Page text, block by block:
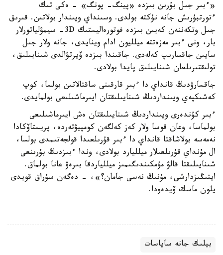
«ءبىر جىل بۇرىن بىزدە «پينگ- پونگ» - ەكى تىك
ءتورتبۇرىش جانە نۇكتە بولدى. وسىنداي ويىندار بولاتىن. قىرىق
جىل وتكەننەن كەيىن بىزدە فوتورەاليستىك 3D- سيمۋلياتورلار
بار، ونى ءبىر مەزەتتە ميلليون ادام وينايدى، جانە ولار جىل
سايىن جاقسارىپ كەلەدى. جاقىندا بىزدە ۆيرتۋالدى شىنايىلىق،
تولىقتىرىلعان شىنايىلىق پايدا بولادى.
جاقسارۋدىڭ قانداي دا ءبىر قارقىنى ساقتالاتىن بولسا، كوپ
كەشىكپەي ويىنداردىڭ شىنايىلىقتان ايىرماشىلىعى بولمايدى.
ءبىر كۇندەرى ويىنداردىڭ شىنايىلىقتان ەش ايىرماشىلىعى
بولماسا، وعان قوسا ولار كەز كەلگەن كومپيۋتەردە، پريستاۆكادا
نەمەسە بولاشاقتا قانداي دا ءبىر قۇرىلعىدا قولجەتىمدى بولسا،
ال مۇنداي قۇرىلعىلار ميلليارد بولادى، وندا ءبىزدىڭ بۇرىنعى
شىنايىلىقتا قالۋ مۇمكىندىگىمىز ميللياردقا بىرەۋ عانا بولماق.
ايتىڭىزدارشى، مۇنىڭ نەسى جامان؟»، - دەگەن سۇراق قويدى
يلون ماسك ۆيدەودا.
بيلىك جانە ساياسات